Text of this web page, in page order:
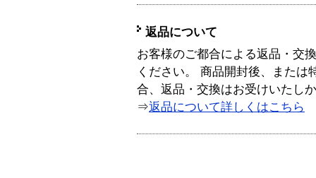
返品について
お客様のご都合による返品・交
ください。 商品開封後、または
合、返品・交換はお受けいたし
⇒返品について詳しくはこちら